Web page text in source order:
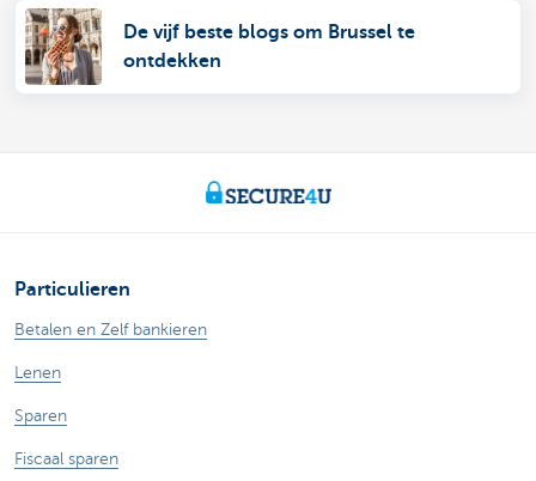
De vijf beste blogs om Brussel te
ontdekken
Particulieren
Betalen en Zelf bankieren
Lenen
Sparen
Fiscaal sparen